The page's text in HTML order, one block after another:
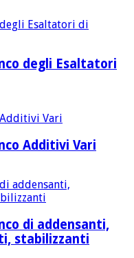
degli Esaltatori
Additivi Vari
di addensanti,
stabilizzanti